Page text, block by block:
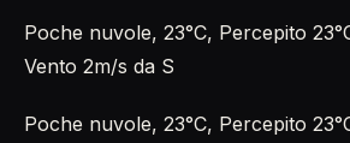
Uses
Now
Poche nuvole, 23°C, Percepito
Vento 2m/s da S
Poche nuvole, 23°C, Percepito